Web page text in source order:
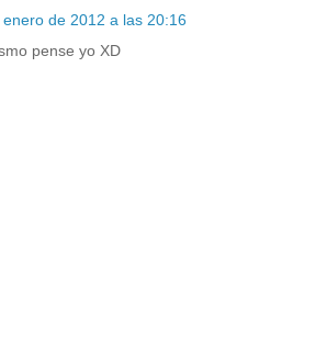
enero de 2012 a las 20:16
pense yo XD